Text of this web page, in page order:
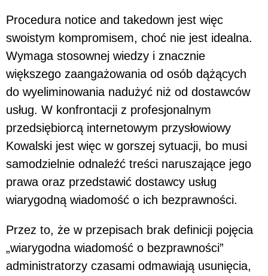
Procedura notice and takedown jest więc
swoistym kompromisem, choć nie jest idealna.
Wymaga stosownej wiedzy i znacznie
większego zaangażowania od osób dążących
do wyeliminowania nadużyć niż od dostawców
usług. W konfrontacji z profesjonalnym
przedsiębiorcą internetowym przysłowiowy
Kowalski jest więc w gorszej sytuacji, bo musi
samodzielnie odnaleźć treści naruszające jego
prawa oraz przedstawić dostawcy usług
wiarygodną wiadomość o ich bezprawności.
Przez to, że w przepisach brak definicji pojęcia
„wiarygodna wiadomość o bezprawności”
administratorzy czasami odmawiają usunięcia,